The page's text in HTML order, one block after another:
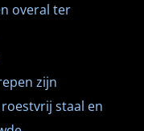
overal ter
zijn
staal en